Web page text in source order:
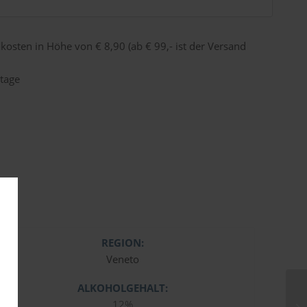
in Höhe von € 8,90 (ab € 99,- ist der Versand
REGION:
Veneto
ALKOHOLGEHALT:
12%